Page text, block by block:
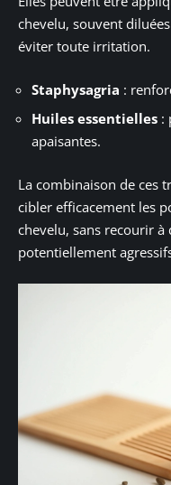
chevelu, souvent
éviter toute irritation.
Staphysagria :
Huiles essentielles :
apaisantes.
La combinaison de ces
cibler efficacement les
chevelu, sans recourir
potentiellement